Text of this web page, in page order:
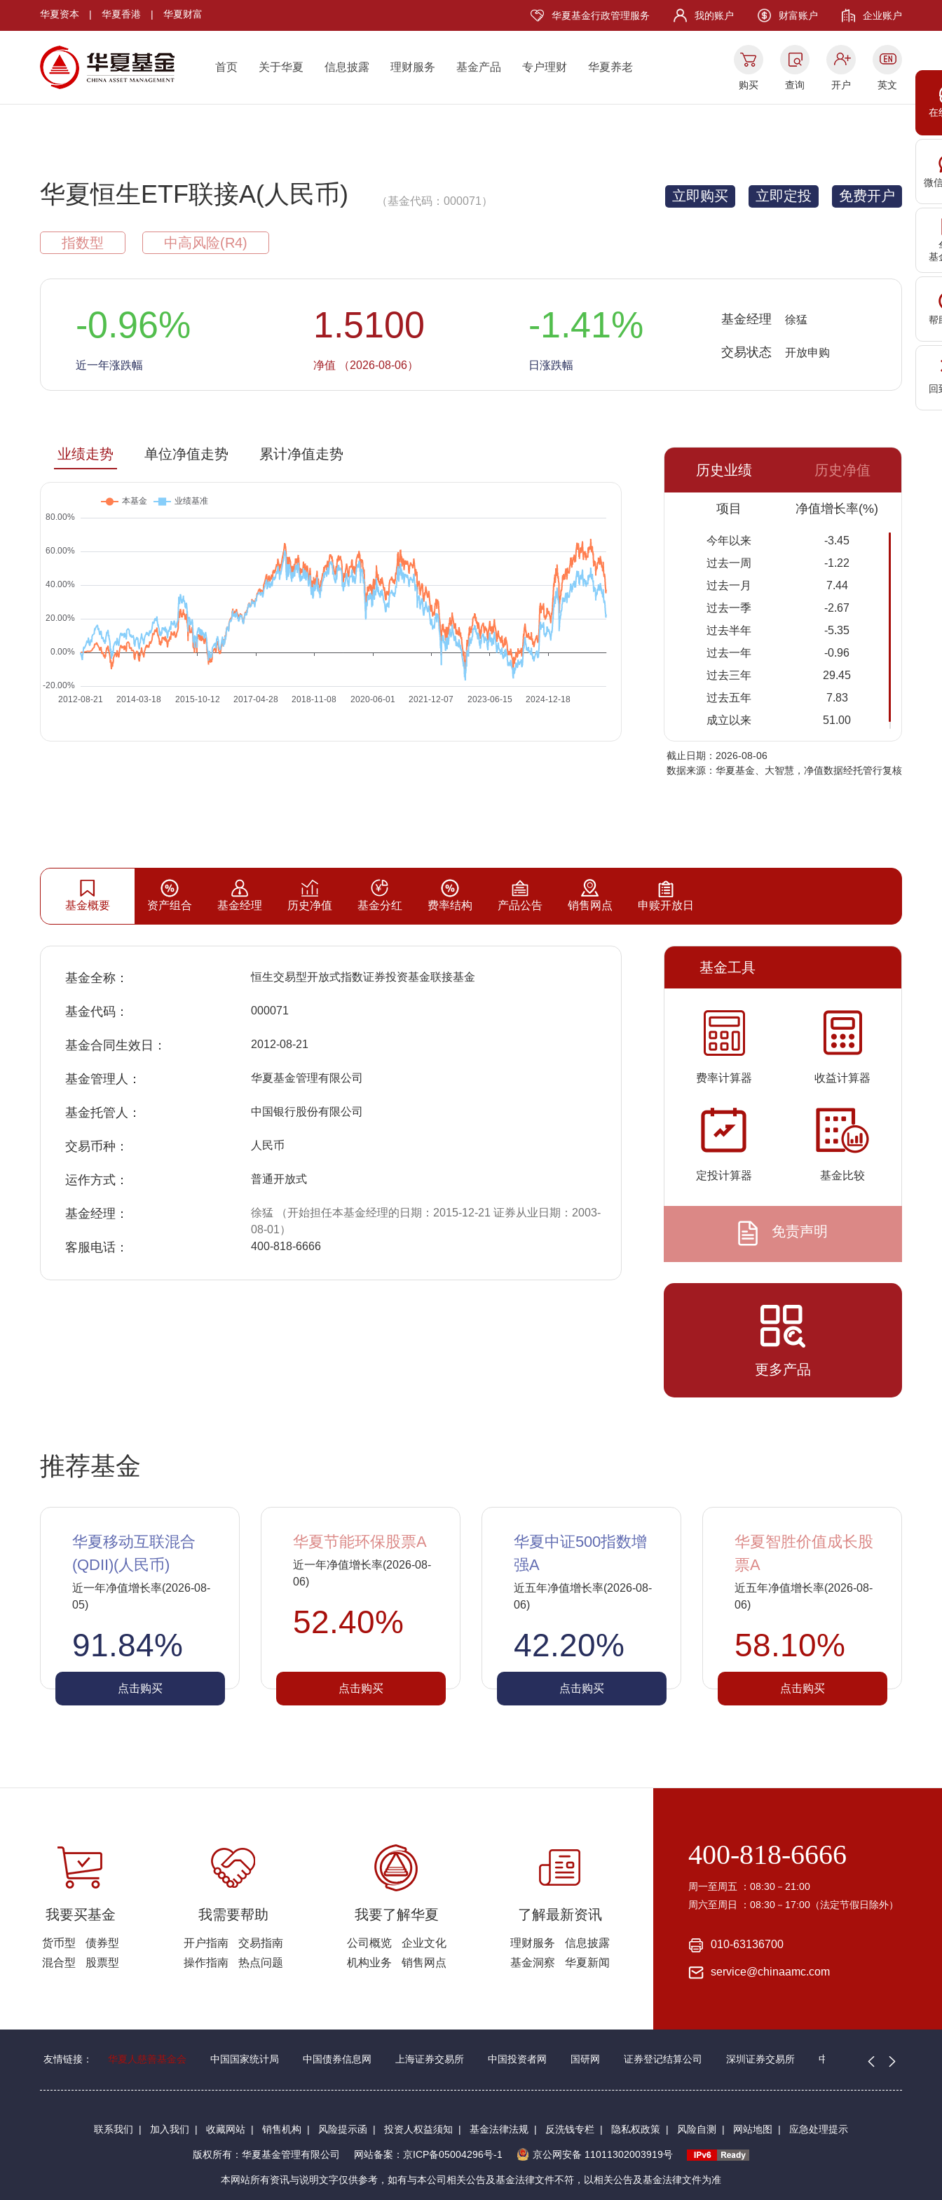
在
微
基
帮
回
华夏资本 | 华夏香港 | 华夏财富 华夏基金行政管理服务 我的账户 财富账户 企业账户
首页 关于华夏 信息披露 理财服务 基金产品 专户理财 华夏养老
购买 查询 开户 英文
华夏恒生ETF联接A(人民币) （基金代码：000071）
指数型 中高风险(R4)
立即购买 立即定投 免费开户
-0.96%
近一年涨跌幅
1.5100
净值 （2026-08-06）
-1.41%
日涨跌幅
基金经理 徐猛
交易状态 开放申购
业绩走势 单位净值走势
累计净值走势
历史业绩
历史净值
项目 净值增长率(%)
今年以来
-3.45
过去一周
-1.22
过去一月
7.44
过去一季
-2.67
过去半年
-5.35
过去一年
-0.96
过去三年
29.45
过去五年
7.83
成立以来
51.00
净值
累计净
2026-
1.5100
08-05
2026-
08-04
1.5285
2026-
08-03
1.5371
2026-
1.5299
2026-
07-30
1.5287 1.5287
2026-
07-23
2026-
07-22
1.4753 1.4753
2026-
07-21
1.4887
2026-
07-20
1.4899
2026-
1.4564
2026-
1.4817
07-15
1.4460 1.4460
07-13
截止日期：2026-08-06
数据来源：华夏基金、大智慧，净值数据经托管行复核
基金概要 资产组合 基金经理 历史净值 基金分红 费率结构 产品公告 销售网点 申赎开放日
基金全称： 恒生交易型开放式指数证券投资基金联接基金
基金代码： 000071
基金合同生效日： 2012-08-21
基金管理人： 华夏基金管理有限公司
基金托管人： 中国银行股份有限公司
交易币种： 人民币
运作方式： 普通开放式
基金经理：
徐猛 （开始担任本基金经理的日期：2015-12-21 证券从业日期：2003-
08-01）
客服电话： 400-818-6666
基金工具
费率计算器 收益计算器
定投计算器 基金比较
免责声明
更多产品
推荐基金
华夏移动互联混合
(QDII)(人民币)
近一年净值增长率(2026-08-
05)
91.84%
点击购买
华夏节能环保股票A
近一年净值增长率(2026-08-
06)
52.40%
点击购买
华夏中证500指数增
强A
近五年净值增长率(2026-08-
06)
42.20%
点击购买
华夏智胜价值成长股
票A
近五年净值增长率(2026-08-
06)
58.10%
点击购买
我要买基金
货币型
债券型
混合型
股票型
我需要帮助
开户指南
交易指南
操作指南
热点问题
我要了解华夏
公司概览
企业文化
机构业务
销售网点
了解最新资讯
理财服务
信息披露
基金洞察
华夏新闻
400-818-6666
周一至周五 ：08:30－21:00
周六至周日 ：08:30－17:00（法定节假日除外）
010-63136700
service@chinaamc.com
友情链接： 华夏人慈善基金会 中国国家统计局 中国债券信息网 上海证券交易所 中国投资者网 国研网 证券登记结算公司 深圳证券交易所 中国证券业协会
联系我们 | 加入我们 | 收藏网站 | 销售机构 | 风险提示函 | 投资人权益须知 | 基金法律法规 | 反洗钱专栏 | 隐私权政策 | 风险自测 | 网站地图 | 应急处理提示
版权所有：华夏基金管理有限公司 网站备案：京ICP备05004296号-1 京公网安备 11011302003919号
本网站所有资讯与说明文字仅供参考，如有与本公司相关公告及基金法律文件不符，以相关公告及基金法律文件为准